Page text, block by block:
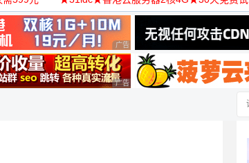
用◆
性选择 广告 商业广告，理性选择
理性选择 广告 商业广告，理性选择